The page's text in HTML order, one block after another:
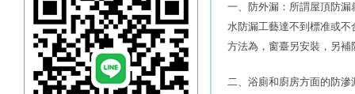
一、防外漏：所謂屋頂防
水防漏工藝達不到標准或
方法為，窗臺另安裝，另
二、浴廁和廚房方面的防滲